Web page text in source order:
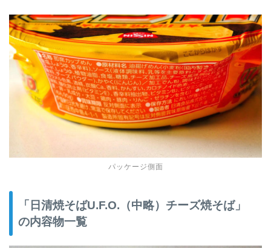
パッケージ側面
「日清焼そばU.F.O.（中略）チーズ焼そば」
の内容物一覧